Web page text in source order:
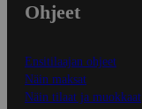
Ohjeet
Ensitilaajan ohjeet
Näin maksat
Näin tilaat ja muokkaat